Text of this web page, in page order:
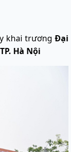
khai trương Đại
Hà Nội